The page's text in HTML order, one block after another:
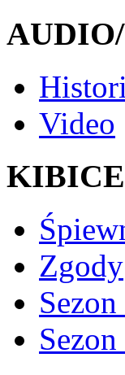
Video
KIBICE
Zgody